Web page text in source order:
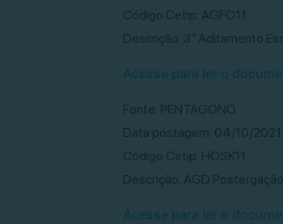
Código Cetip: AGFO11
Descrição: 3º Aditamento
Acesse para ler o
Fonte: PENTAGONO
Data postagem: 04/10/2021
Código Cetip: HOSK11
Descrição: AGD
Acesse para ler o